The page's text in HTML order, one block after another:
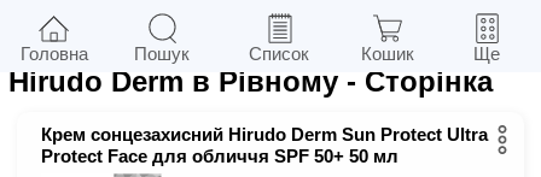
Фільтри Рівне
Hirudo Derm в Рівному - Сторінка
Крем сонцезахисний Hirudo Derm Sun Protect Ultra
Protect Face для обличчя SPF 50+ 50 мл
Головна Пошук Список Кошик Ще